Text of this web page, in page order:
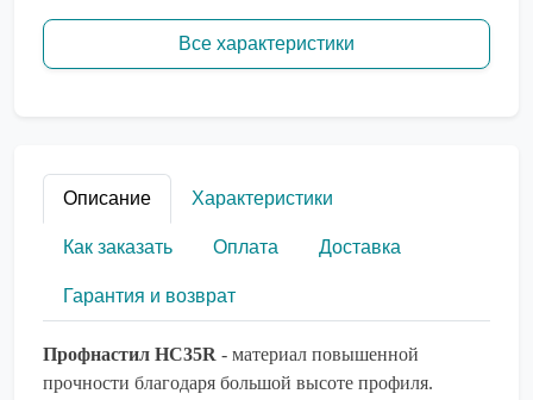
Все характеристики
Описание Характеристики
Как заказать Оплата Доставка
Гарантия и возврат
Профнастил HC35R - материал повышенной
прочности благодаря большой высоте профиля.